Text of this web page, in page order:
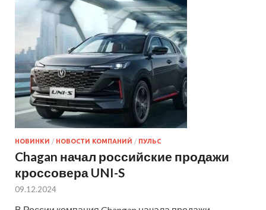
НОВИНКИ / НОВОСТИ КОМПАНИЙ / ПУЛЬС
Chagan начал российские продажи
кроссовера UNI-S
09.12.2024